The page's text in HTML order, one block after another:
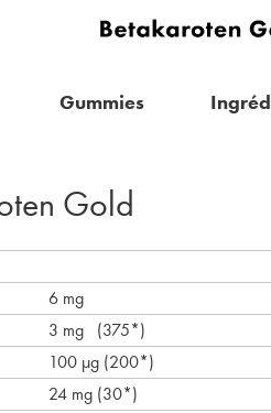
Gummies
Gold
6 mg
3 mg (375*)
100 µg (200*)
24 mg (30*)